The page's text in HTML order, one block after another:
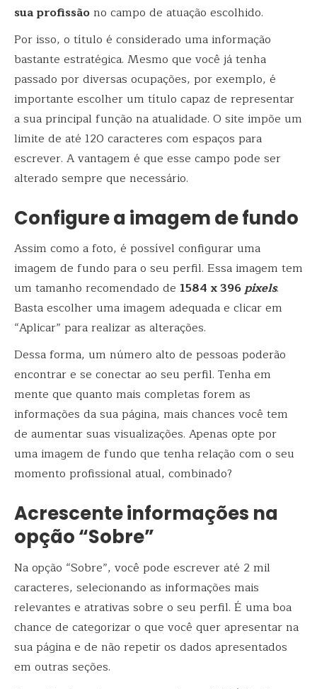
sua profissãono campo de atuação escolhido.
Por isso, o título é considerado uma informação
bastante estratégica. Mesmo que você já tenha
passado por diversas ocupações, por exemplo, é
importante escolher um título capaz de representar
a sua principal função na atualidade. O site impõe um
limite de até 120 caracteres com espaços para
escrever. A vantagem é que esse campo pode ser
alterado sempre que necessário.
Configure a imagem de fundo
Assim como a foto, é possível configurar uma
imagem de fundo para o seu perfil. Essa imagem tem
um tamanho recomendado de 1584 x 396pixels.
Basta escolher uma imagem adequada e clicar em
“Aplicar” para realizar as alterações.
Dessa forma, um número alto de pessoas poderão
encontrar e se conectar ao seu perfil. Tenha em
mente que quanto mais completas forem as
informações da sua página, mais chances você tem
de aumentar suas visualizações. Apenas opte por
uma imagem de fundo que tenha relação com o seu
momento profissional atual, combinado?
Acrescente informações na
opção “Sobre”
Na opção “Sobre”, você pode escrever até 2 mil
caracteres, selecionando as informações mais
relevantes e atrativas sobre o seu perfil. É uma boa
chance de categorizar o que você quer apresentar na
sua página e de não repetir os dados apresentados
em outras seções.